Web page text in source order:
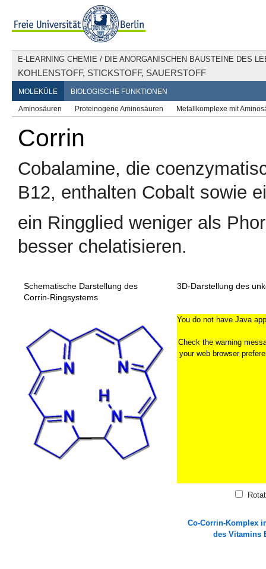
E-LEARNING CHEMIE / DIE ANORGANISCHEN BAUSTEINE DES
KOHLENSTOFF, STICKSTOFF, SAUERSTOFF
MOLEKÜLE
Aminosäuren Proteinogene Aminosäuren Metallkomplexe mit
BIOLOGISCHE FUNKTIONEN
Corrin
Cobalamine, die
B12, enthalten Cobalt sowie
ein Ringglied weniger als
besser chelatisieren.
Schematische Darstellung des
Corrin-Ringsystems
3D-Darstellung des
You do not have Java
Check the warning
your web browser
Co-Corrin-Komplex
des Vitamins